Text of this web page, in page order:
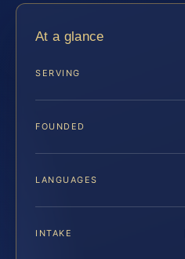
At a glance
SERVING
FOUNDED
LANGUAGES
INTAKE